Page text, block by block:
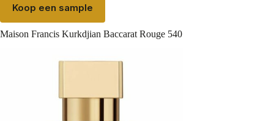
Koop een sample
Maison Francis Kurkdjian Baccarat Rouge 540